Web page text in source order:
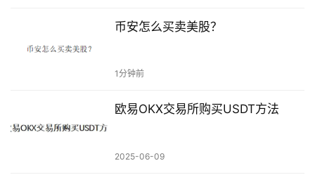
币安怎么买卖美股？
1分钟前
欧易OKX交易所购买USDT方法
2025-06-09